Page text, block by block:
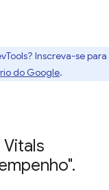
Inscreva-se para
do Google.
.